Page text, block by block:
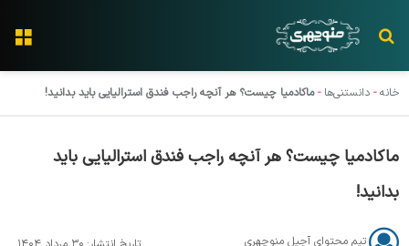
جستجو برای
خانه- دانستنی‌ها -ماکادمیا چیست؟ هر آنچه راجب فندق استرالیایی باید بدانید!
ماکادمیا چیست؟ هر آنچه راجب فندق استرالیایی باید
بدانید!
تیم محتوای آجیل منوچهری